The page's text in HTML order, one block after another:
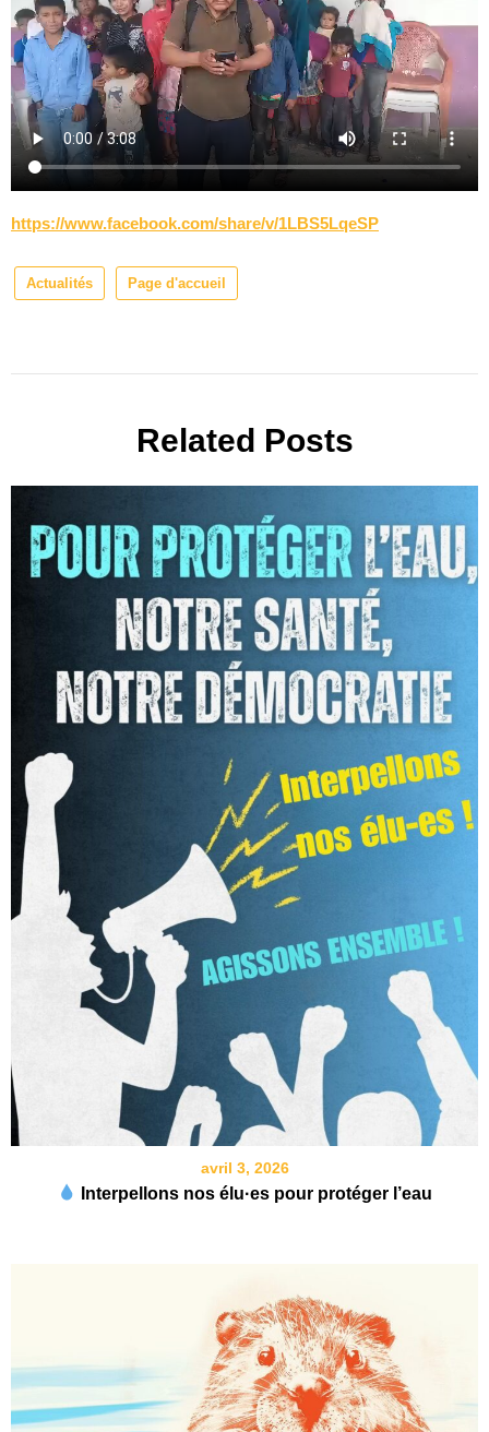
https://www.facebook.com/share/v/1LBS5LqeSP
Actualités Page d'accueil
Related Posts
avril 3, 2026
Interpellons nos élu·es pour protéger l’eau